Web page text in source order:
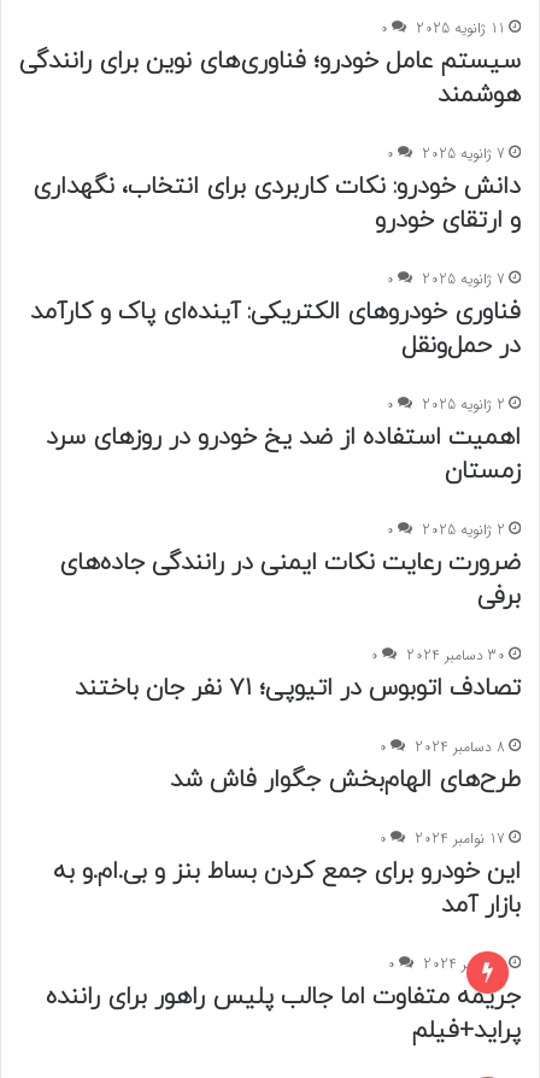
11 ژانویه 2025 0
سیستم عامل خودرو؛ فناوری‌های نوین برای رانندگی
هوشمند
7 ژانویه 2025 0
دانش خودرو: نکات کاربردی برای انتخاب، نگهداری
و ارتقای خودرو
7 ژانویه 2025 0
فناوری خودروهای الکتریکی: آینده‌ای پاک و کارآمد
در حمل‌ونقل
2 ژانویه 2025 0
اهمیت استفاده از ضد یخ خودرو در روزهای سرد
زمستان
2 ژانویه 2025 0
ضرورت رعایت نکات ایمنی در رانندگی جاده‌های
برفی
30 دسامبر 2024 0
تصادف اتوبوس در اتیوپی؛ ۷۱ نفر جان باختند
8 دسامبر 2024 0
طرح‌های الهام‌بخش جگوار فاش شد
17 نوامبر 2024 0
این خودرو برای جمع کردن بساط بنز و بی.ام.و به
بازار آمد
16 اکتبر 2024 0
جریمه متفاوت اما جالب پلیس راهور برای راننده
پراید+فیلم